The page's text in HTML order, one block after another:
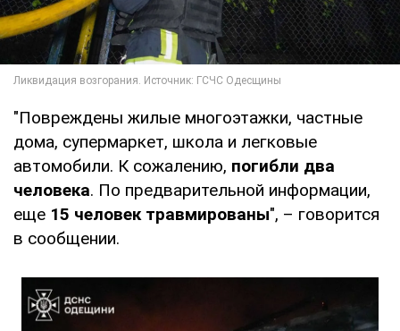
"Повреждены жилые многоэтажки, частные
дома, супермаркет, школа и легковые
автомобили. К сожалению, погибли два
человека. По предварительной информации,
еще 15 человек травмированы", – говорится
в сообщении.